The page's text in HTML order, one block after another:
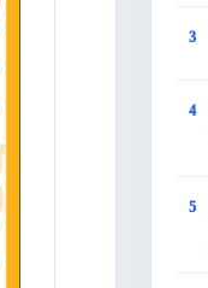
3
4
5